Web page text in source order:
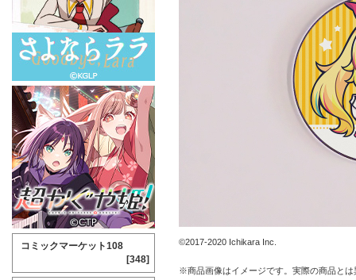
©2017-2020 Ichikara Inc.
※商品画像はイメージです。実際の商品と
コミックマーケット108
[348]